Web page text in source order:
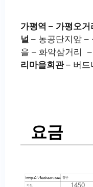
가평역 – 가평오거
널 – 농공단지앞 –
을 – 화악삼거리
리마을회관– 버드
요금